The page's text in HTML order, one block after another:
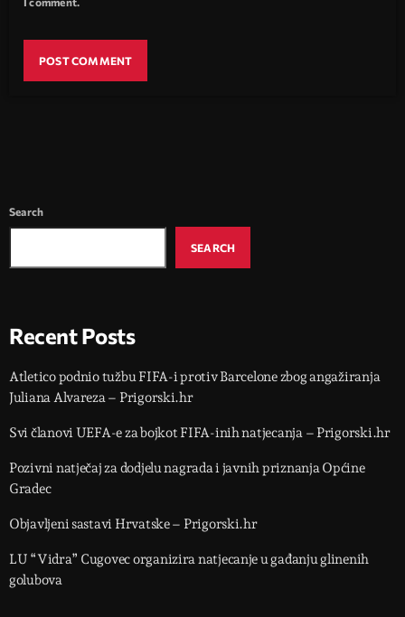
Search
SEARCH
Recent Posts
Atletico podnio tužbu FIFA-i protiv Barcelone zbog angažiranja
Juliana Alvareza – Prigorski.hr
Svi članovi UEFA-e za bojkot FIFA-inih natjecanja – Prigorski.hr
Pozivni natječaj za dodjelu nagrada i javnih priznanja Općine
Gradec
Objavljeni sastavi Hrvatske – Prigorski.hr
LU “Vidra” Cugovec organizira natjecanje u gađanju glinenih
golubova